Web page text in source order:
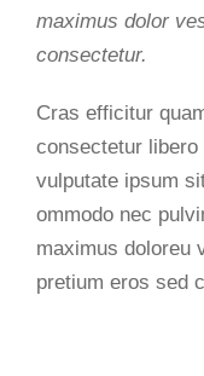
maximus dolor
consectetur.
Cras efficitur
consectetur
vulputate ipsum
ommodo nec
maximus doloreu
pretium eros sed